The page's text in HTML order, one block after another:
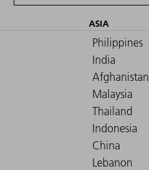
ASIA
Philippines
India
Afghanistan
Malaysia
Thailand
Indonesia
China
Lebanon